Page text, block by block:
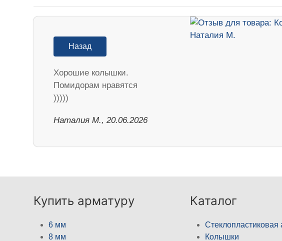
Назад
Хорошие колышки.
Помидорам нравятся
)))))
Наталия М., 20.06.2026
Купить арматуру
6 мм
8 мм
Каталог
Стеклопластиковая
Колышки